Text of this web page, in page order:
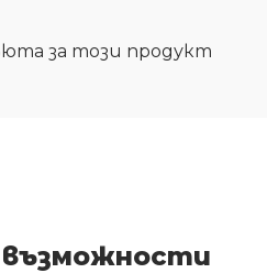
за този продукт